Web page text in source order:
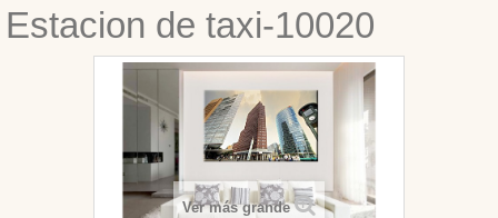
Estacion de taxi-10020
Ver más grande